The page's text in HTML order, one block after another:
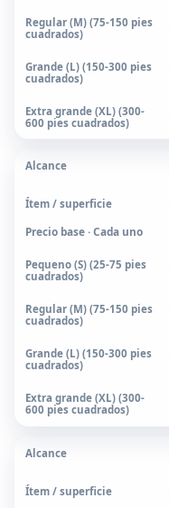
Precio base · Cada uno